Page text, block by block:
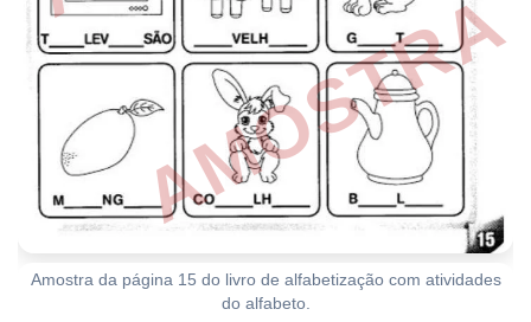
Amostra da página 15 do livro de alfabetização com atividades
do alfabeto.